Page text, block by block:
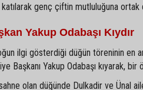
katılarak genç çiftin mutluluğuna ortak
Yakup Odabaşı Kıydır
ilgi gösterdiği düğün töreninin en
Başkanı Yakup Odabaşı kıyarak,
olan düğünde Dulkadir ve Ünal